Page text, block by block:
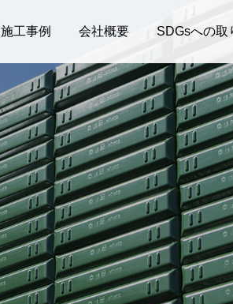
施工事例 会社概要 SDGsへの取